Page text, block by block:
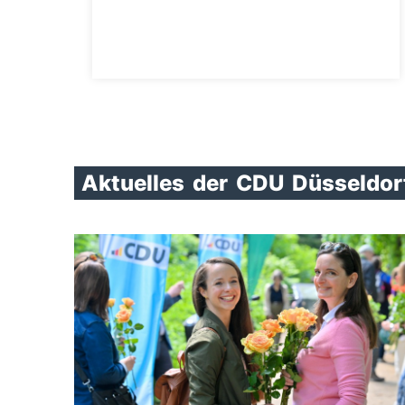
Aktuelles der CDU